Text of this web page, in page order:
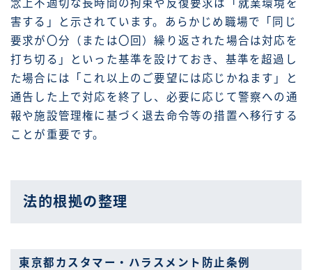
念上不適切な長時間の拘束や反復要求は「就業環境を
害する」と示されています。あらかじめ職場で「同じ
要求が〇分（または〇回）繰り返された場合は対応を
打ち切る」といった基準を設けておき、基準を超過し
た場合には「これ以上のご要望には応じかねます」と
通告した上で対応を終了し、必要に応じて警察への通
報や施設管理権に基づく退去命令等の措置へ移行する
ことが重要です。
法的根拠の整理
東京都カスタマー・ハラスメント防止条例